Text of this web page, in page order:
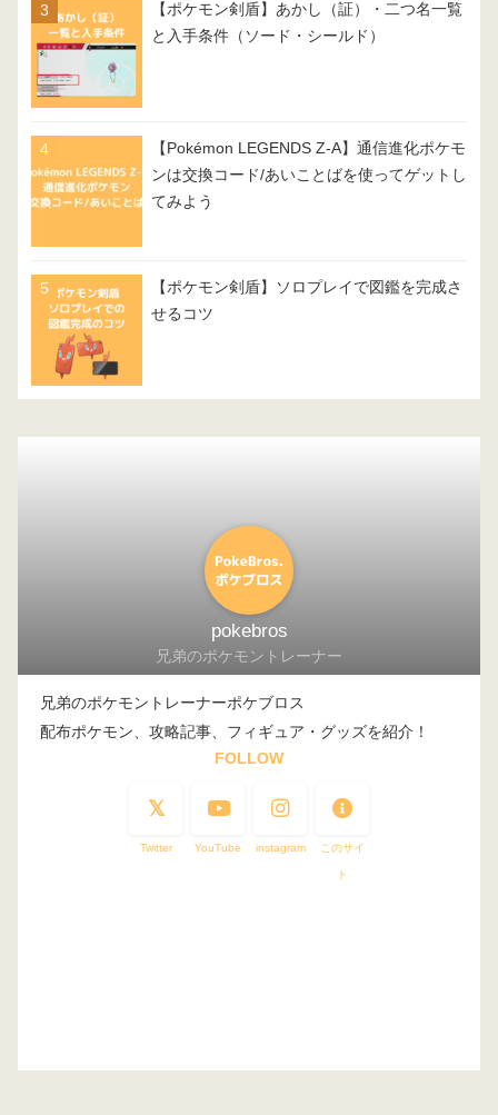
【ポケモン剣盾】あかし（証）・二つ名一覧
と入手条件（ソード・シールド）
【Pokémon LEGENDS Z-A】通信進化ポケモ
ンは交換コード/あいことばを使ってゲットし
てみよう
【ポケモン剣盾】ソロプレイで図鑑を完成さ
せるコツ
pokebros
兄弟のポケモントレーナー
兄弟のポケモントレーナーポケブロス
配布ポケモン、攻略記事、フィギュア・グッズを紹介！
FOLLOW
Twitter YouTube instagram このサイ
ト